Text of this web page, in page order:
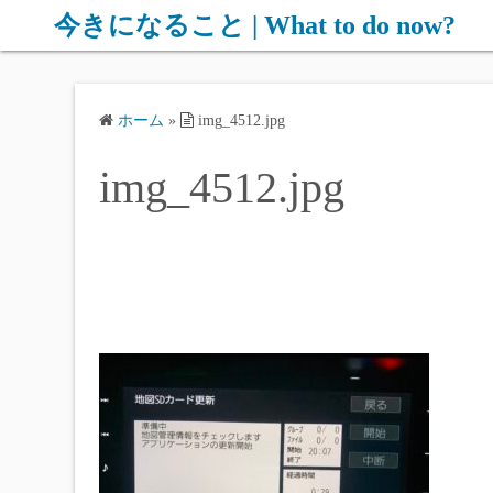
今きになること | What to do now?
ホーム » img_4512.jpg
img_4512.jpg